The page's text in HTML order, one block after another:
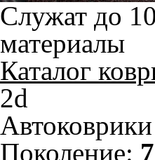
Служат до
материалы
Каталог
2d
Поколение: